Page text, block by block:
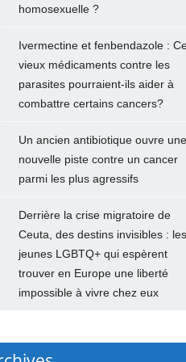
homosexuelle ?
Ivermectine et fenbendazole :
vieux médicaments contre les
parasites pourraient-ils aider à
combattre certains cancers?
Un ancien antibiotique ouvre une
nouvelle piste contre un cancer
parmi les plus agressifs
Derrière la crise migratoire de
Ceuta, des destins invisibles : les
jeunes LGBTQ+ qui espèrent
trouver en Europe une liberté
impossible à vivre chez eux